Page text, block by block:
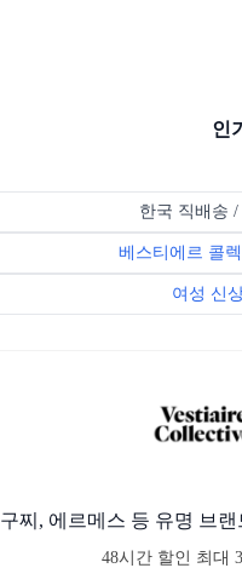
인
한국 직배송
베스티에르 콜
여성 신
구찌, 에르메스 등 유명 브
48시간 할인 최대